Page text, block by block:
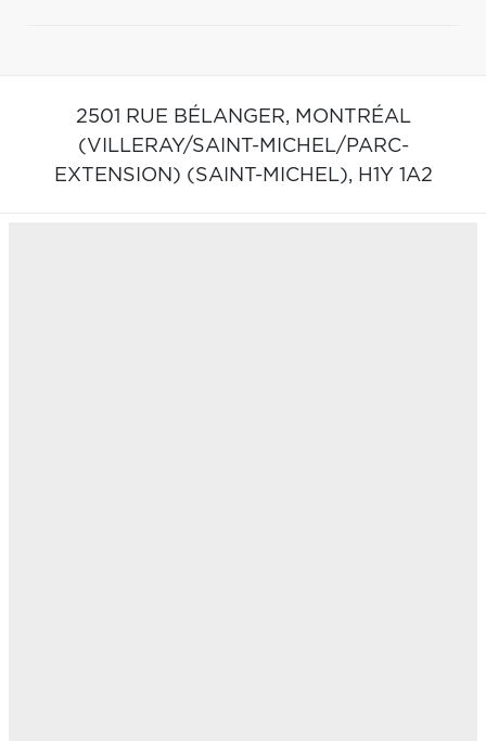
2501 RUE BÉLANGER, MONTRÉAL
(VILLERAY/SAINT-MICHEL/PARC-
EXTENSION) (SAINT-MICHEL), H1Y 1A2